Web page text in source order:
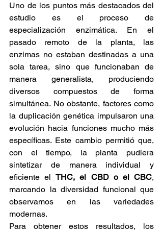
Uno de los puntos más destacados del
estudio es el proceso de
especialización enzimática. En el
pasado remoto de la planta, las
enzimas no estaban destinadas a una
sola tarea, sino que funcionaban de
manera generalista, produciendo
diversos compuestos de forma
simultánea. No obstante, factores como
la duplicación genética impulsaron una
evolución hacia funciones mucho más
específicas. Este cambio permitió que,
con el tiempo, la planta pudiera
sintetizar de manera individual y
eficiente el THC, el CBD o el CBC,
marcando la diversidad funcional que
observamos en las variedades
modernas.
Para obtener estos resultados, los